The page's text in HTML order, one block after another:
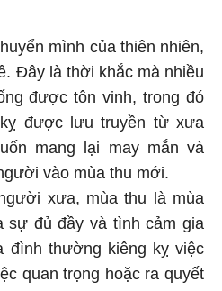
mình của thiên nhiên,
Đây là thời khắc mà nhiều
được tôn vinh, trong đó
được lưu truyền từ xưa
mang lại may mắn và
vào mùa thu mới.
xưa, mùa thu là mùa
sự đủ đầy và tình cảm gia
đình thường kiêng kỵ việc
quan trọng hoặc ra quyết